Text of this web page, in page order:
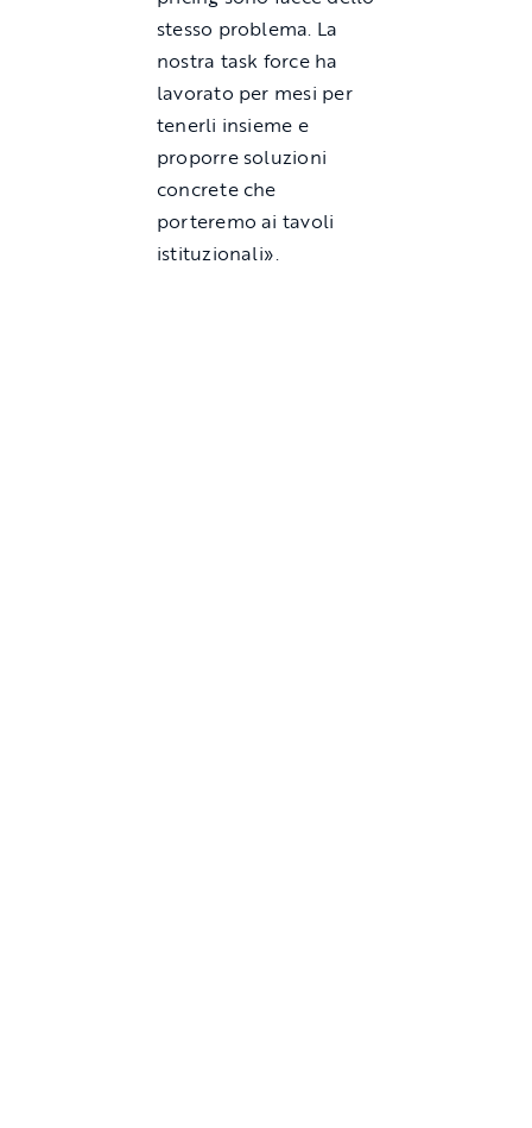
stesso problema. La
nostra task force ha
lavorato per mesi per
tenerli insieme e
proporre soluzioni
concrete che
porteremo ai tavoli
istituzionali».